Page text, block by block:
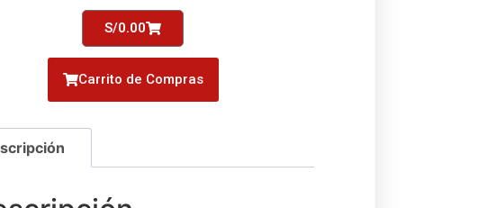
S/0.00
Carrito de Compras